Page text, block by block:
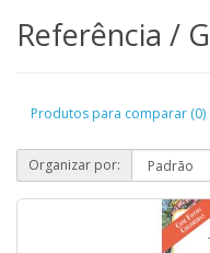
Referência /
Produtos para comparar (0)
Organizar por: